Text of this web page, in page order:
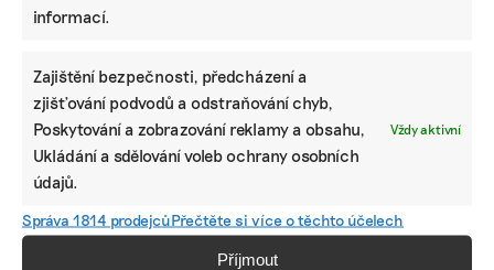
informací.
Zajištění bezpečnosti, předcházení a
zjišťování podvodů a odstraňování chyb,
Poskytování a zobrazování reklamy a obsahu,
Ukládání a sdělování voleb ochrany osobních
údajů.
Vždy aktivní
Správa 1814 prodejcůPřečtěte si více o těchto účelech
Příjmout
Hradišti startuje tento týden
BRANDNEWS
způsob, jak řídit firmu do budoucna a zvyšovat
její hodnotu, říká expertka